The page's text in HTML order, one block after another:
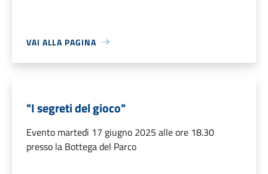
VAI ALLA PAGINA
"I segreti del gioco"
Evento martedì 17 giugno 2025 alle ore 18.30
presso la Bottega del Parco